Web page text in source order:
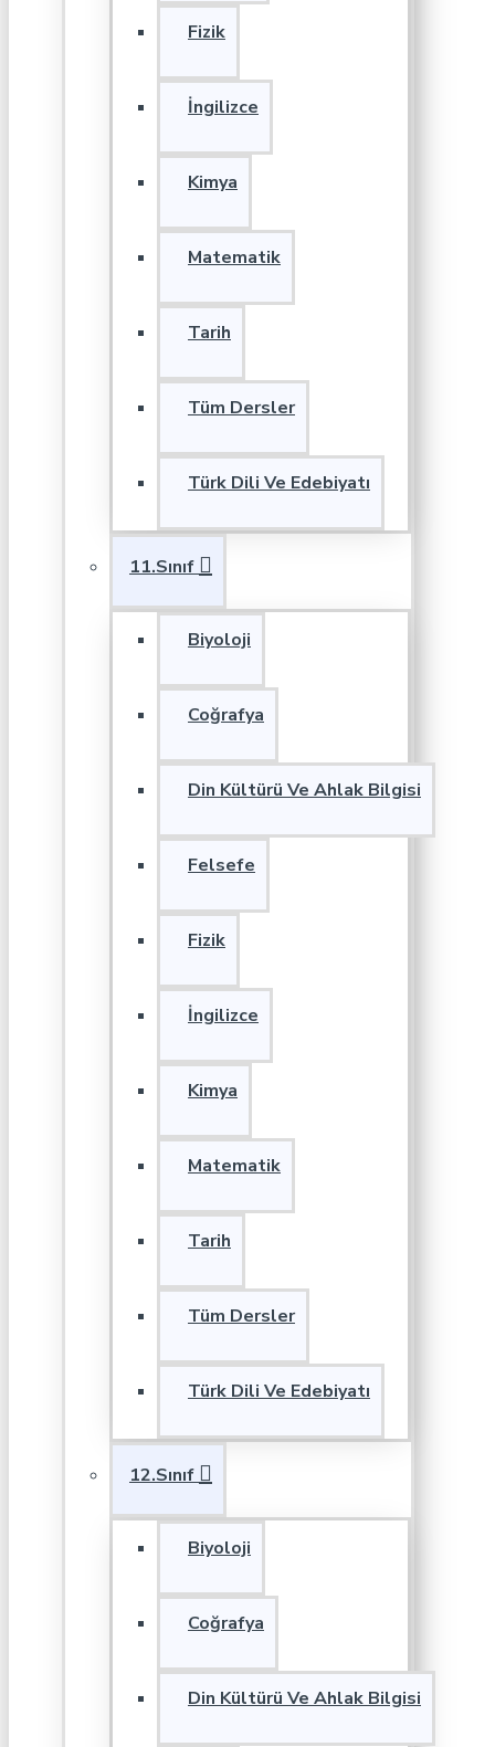
Fizik
İngilizce
Kimya
Matematik
Tarih
Tüm Dersler
Türk Dili Ve Edebiyatı
11.Sınıf
Biyoloji
Coğrafya
Din Kültürü Ve Ahlak Bilgisi
Felsefe
Fizik
İngilizce
Kimya
Matematik
Tarih
Tüm Dersler
Türk Dili Ve Edebiyatı
12.Sınıf
Biyoloji
Coğrafya
Din Kültürü Ve Ahlak Bilgisi